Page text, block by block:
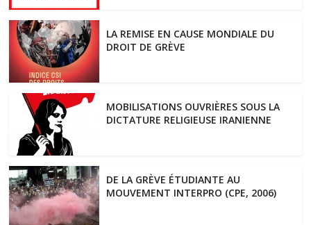
LA REMISE EN CAUSE MONDIALE DU
DROIT DE GRÈVE
MOBILISATIONS OUVRIÈRES SOUS LA
DICTATURE RELIGIEUSE IRANIENNE
DE LA GRÈVE ÉTUDIANTE AU
MOUVEMENT INTERPRO (CPE, 2006)